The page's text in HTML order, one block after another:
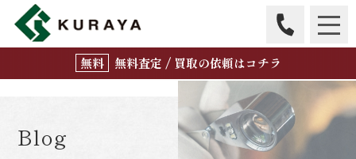
無料査定 / 買取の依頼はコチラ
Blog